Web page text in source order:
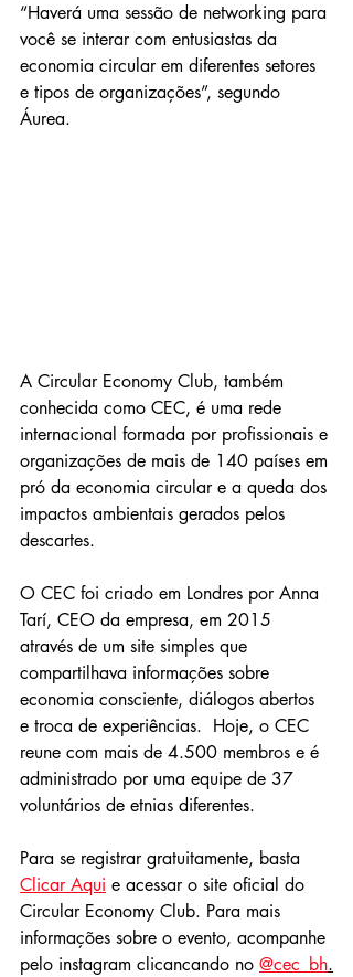
“Haverá uma sessão de networking para
você se interar com entusiastas da
economia circular em diferentes setores
e tipos de organizações”, segundo
Áurea.
A Circular Economy Club, também
conhecida como CEC, é uma rede
internacional formada por profissionais e
organizações de mais de 140 países em
pró da economia circular e a queda dos
impactos ambientais gerados pelos
descartes.
O CEC foi criado em Londres por Anna
Tarí, CEO da empresa, em 2015
através de um site simples que
compartilhava informações sobre
economia consciente, diálogos abertos
e troca de experiências.  Hoje, o CEC
reune com mais de 4.500 membros e é
administrado por uma equipe de 37
voluntários de etnias diferentes.
Para se registrar gratuitamente, basta
Clicar Aqui e acessar o site oficial do
Circular Economy Club. Para mais
informações sobre o evento, acompanhe
pelo instagram clicancando no @cec_bh.